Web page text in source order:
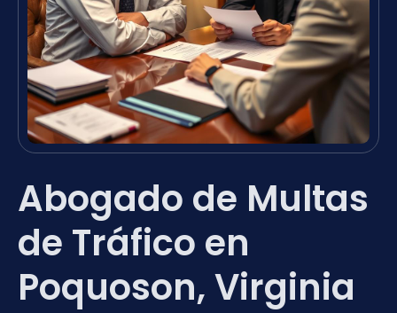
Abogado de Multas
de Tráfico en
Poquoson, Virginia